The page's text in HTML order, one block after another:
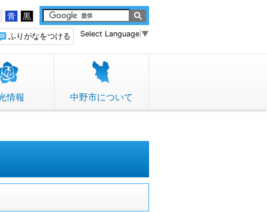
青 黒
Select Language ▼
ふりがなをつける
情報 中野市について